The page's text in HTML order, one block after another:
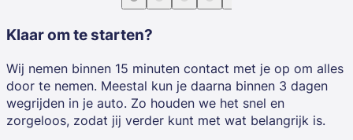
Klaar om te starten?
Wij nemen binnen 15 minuten contact met je op om alles
door te nemen. Meestal kun je daarna binnen 3 dagen
wegrijden in je auto. Zo houden we het snel en
zorgeloos, zodat jij verder kunt met wat belangrijk is.